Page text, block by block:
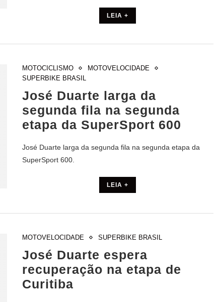
LEIA +
MOTOCICLISMO
MOTOVELOCIDADE
SUPERBIKE BRASIL
José Duarte larga da
segunda fila na segunda
etapa da SuperSport 600
José Duarte larga da segunda fila na segunda etapa da
SuperSport 600.
LEIA +
MOTOVELOCIDADE SUPERBIKE BRASIL
José Duarte espera
recuperação na etapa de
Curitiba